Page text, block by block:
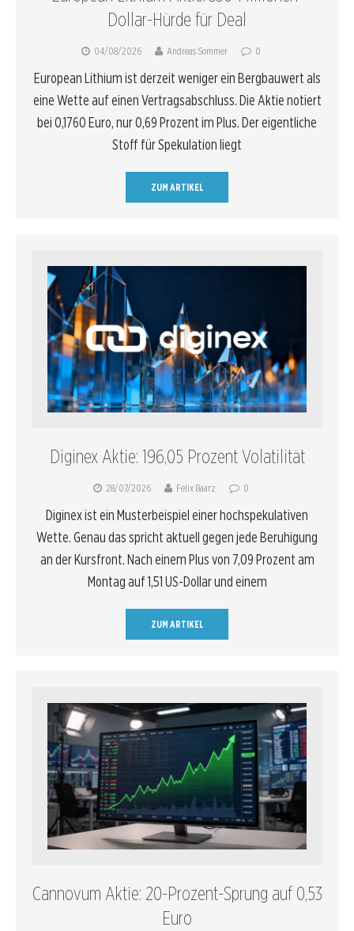
Dollar-Hürde für Deal
04/08/2026 Andreas Sommer 0
European Lithium ist derzeit weniger ein Bergbauwert als
eine Wette auf einen Vertragsabschluss. Die Aktie notiert
bei 0,1760 Euro, nur 0,69 Prozent im Plus. Der eigentliche
Stoff für Spekulation liegt
ZUM ARTIKEL
Diginex Aktie: 196,05 Prozent Volatilität
28/07/2026 Felix Baarz 0
Diginex ist ein Musterbeispiel einer hochspekulativen
Wette. Genau das spricht aktuell gegen jede Beruhigung
an der Kursfront. Nach einem Plus von 7,09 Prozent am
Montag auf 1,51 US-Dollar und einem
ZUM ARTIKEL
Cannovum Aktie: 20-Prozent-Sprung auf 0,53
Euro